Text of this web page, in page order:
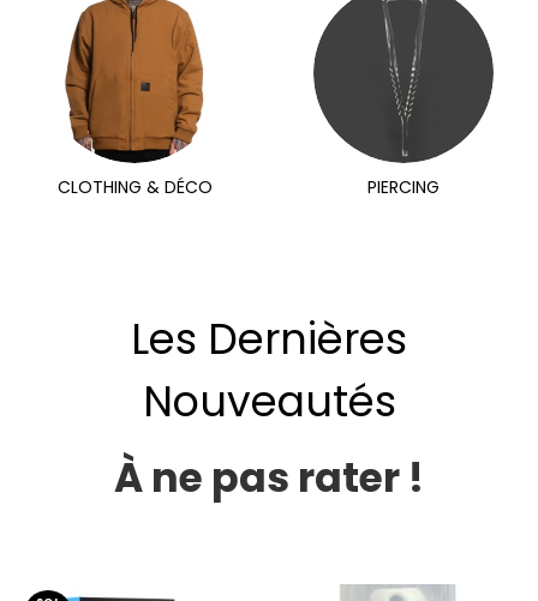
CLOTHING & DÉCO PIERCING
Les Dernières
Nouveautés
À ne pas rater !